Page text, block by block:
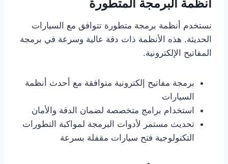
أنظمة البرمجة المتطورة
نستخدم أنظمة برمجة متطورة تتوافق مع السيارات
الحديثة. هذه الأنظمة ذات دقة عالية وسرعة في برمجة
المفاتيح الإلكترونية.
برمجة مفاتيح إلكترونية متوافقة مع أحدث أنظمة
السيارات
استخدام برامج متخصصة لضمان الدقة والأمان
تحديث مستمر لأدوات البرمجة لمواكبة التطورات
التكنولوجية فتح سيارات مقفلة بسرعة